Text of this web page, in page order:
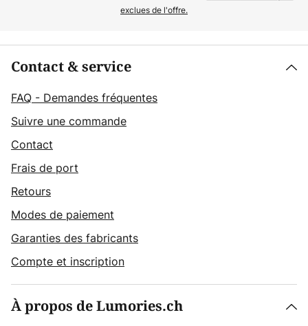
exclues de l'offre.
Contact & service
FAQ - Demandes fréquentes
Suivre une commande
Contact
Frais de port
Retours
Modes de paiement
Garanties des fabricants
Compte et inscription
À propos de Lumories.ch